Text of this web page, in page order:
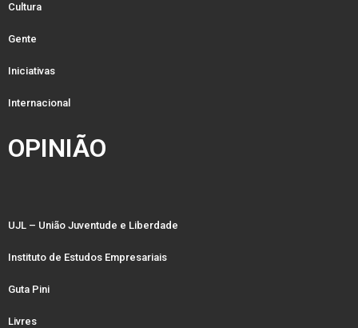
Cultura
Gente
Iniciativas
Internacional
OPINIÃO
UJL – União Juventude e Liberdade
Instituto de Estudos Empresariais
Guta Pini
Livres